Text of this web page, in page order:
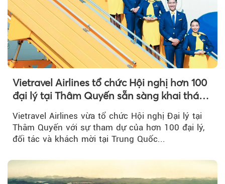
Vietravel Airlines tổ chức Hội nghị hơn 100
đại lý tại Thâm Quyến sẵn sàng khai thác
đường bay thẳng TP.HCM - Thâm Quyến
Vietravel Airlines vừa tổ chức Hội nghị Đại lý tại
Thâm Quyến với sự tham dự của hơn 100 đại lý,
đối tác và khách mời tại Trung Quốc...